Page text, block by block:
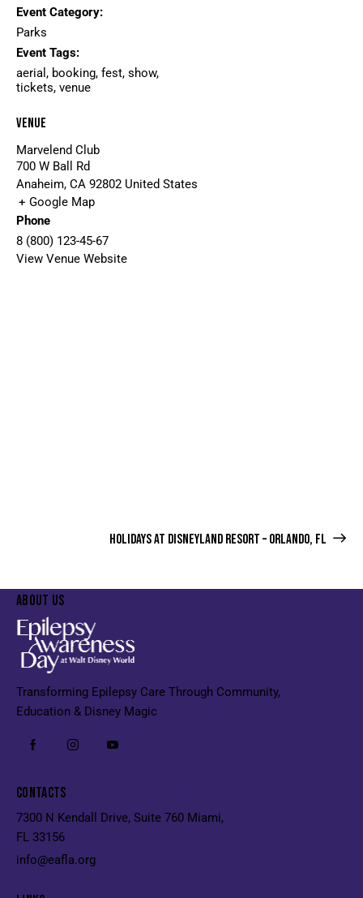
Event Category:
Parks
Event Tags:
aerial , booking, fest, show,
tickets, venue
Venue
Marvelend Club
700 W Ball Rd
Anaheim, CA 92802 United States
+ Google Map
Phone
8 (800) 123-45-67
View Venue Website
HOLIDAYS AT DISNEYLAND RESORT – ORLANDO, FL
Family
ABOUT US
Transforming Epilepsy Care Through Community,
Education & Disney Magic
CONTACTS
7300 N Kendall Drive, Suite 760 Miami,
FL 33156
info@eafla.org